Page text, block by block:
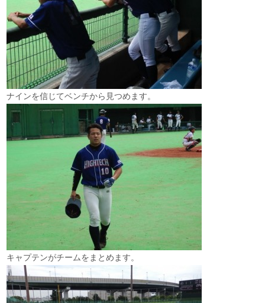
ナインを信じてベンチから見つめます。
キャプテンがチームをまとめます。